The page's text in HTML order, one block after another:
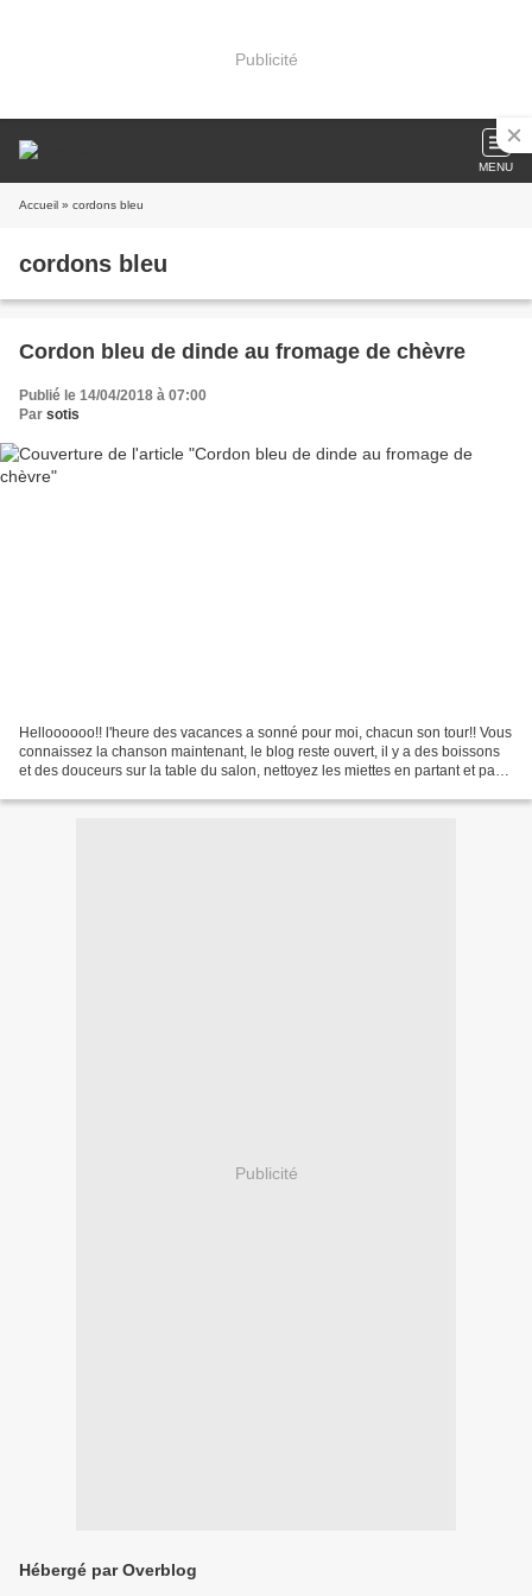
Publicité
MENU
Accueil » cordons bleu
cordons bleu
Cordon bleu de dinde au fromage de chèvre
Publié le 14/04/2018 à 07:00
Par sotis
Helloooooo!! l'heure des vacances a sonné pour moi, chacun son tour!! Vous
connaissez la chanson maintenant, le blog reste ouvert, il y a des boissons
et des douceurs sur la table du salon, nettoyez les miettes en partant et pas
Publicité
Hébergé par Overblog